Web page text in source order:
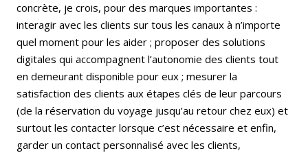
concrète, je crois, pour des marques importantes :
interagir avec les clients sur tous les canaux à n’importe
quel moment pour les aider ; proposer des solutions
digitales qui accompagnent l’autonomie des clients tout
en demeurant disponible pour eux ; mesurer la
satisfaction des clients aux étapes clés de leur parcours
(de la réservation du voyage jusqu’au retour chez eux) et
surtout les contacter lorsque c’est nécessaire et enfin,
garder un contact personnalisé avec les clients,